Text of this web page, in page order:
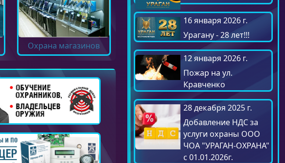
Охрана магазинов
16 января 2026 г.
Урагану - 28 лет!!!
12 января 2026 г.
Пожар на ул.
Кравченко
28 декабря 2025 г.
Добавление НДС за
услуги охраны ООО
ЧОА "УРАГАН-ОХРАНА"
с 01.01.2026г.